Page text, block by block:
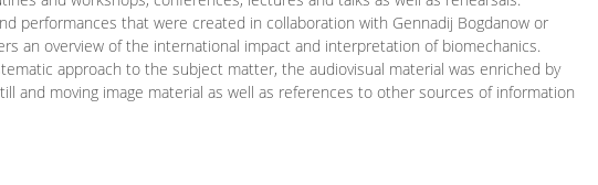
performances that were created in collaboration with Gennadij Bogdanow or
an overview of the international impact and interpretation of biomechanics.
approach to the subject matter, the audiovisual material was enriched by
and moving image material as well as references to other sources of information